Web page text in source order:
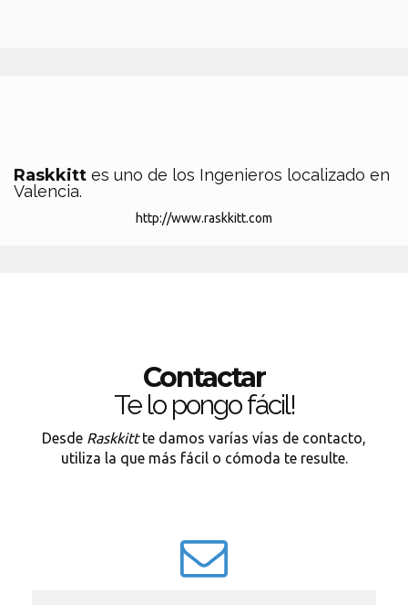
Raskkitt es uno de los Ingenieros localizado en
Valencia.
http://www.raskkitt.com
Contactar
Te lo pongo fácil!
Desde Raskkittte damos varías vías de contacto,
utiliza la que más fácil o cómoda te resulte.